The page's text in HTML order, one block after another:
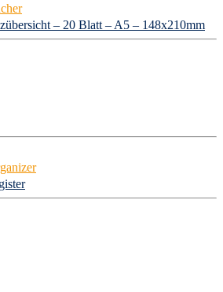
– 20 Blatt – A5 – 148x210mm